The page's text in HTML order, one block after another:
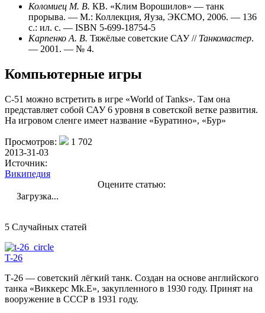
Коломиец М. В. КВ. «Клим Ворошилов» — танк
прорыва. — М.: Коллекция, Яуза, ЭКСМО, 2006. — 136
с.: ил. с. — ISBN 5-699-18754-5
Карпенко А. В. Тяжёлые советские САУ // Танкомастер.
— 2001. — № 4.
Компьютерные игры
С-51 можно встретить в игре «World of Tanks». Там она
представляет собой САУ 6 уровня в советской ветке развития.
На игровом сленге имеет название «Буратино», «Бур»
Просмотров:
1 702
2013-31-03
Источник:
Википедия
Оцените статью:
Загрузка...
5 Случайных статей
T-26
Т-26 — советский лёгкий танк. Создан на основе английского
танка «Виккерс Mk.E», закупленного в 1930 году. Принят на
вооружение в СССР в 1931 году.